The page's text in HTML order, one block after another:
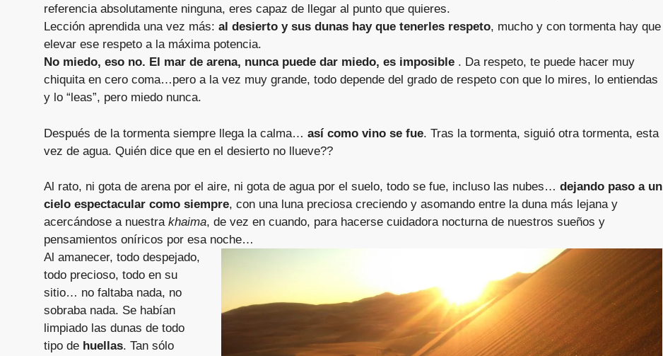
referencia absolutamente ninguna, eres capaz de llegar al punto que quieres.
Lección aprendida una vez más: al desierto y sus dunas hay que tenerles respeto, mucho y con tormenta hay que
elevar ese respeto a la máxima potencia.
No miedo, eso no. El mar de arena, nunca puede dar miedo, es imposible . Da respeto, te puede hacer muy
chiquita en cero coma…pero a la vez muy grande, todo depende del grado de respeto con que lo mires, lo entiendas
y lo “leas”, pero miedo nunca.
Después de la tormenta siempre llega la calma… así como vino se fue. Tras la tormenta, siguió otra tormenta, esta
vez de agua. Quién dice que en el desierto no llueve??
Al rato, ni gota de arena por el aire, ni gota de agua por el suelo, todo se fue, incluso las nubes… dejando paso a un
cielo espectacular como siempre, con una luna preciosa creciendo y asomando entre la duna más lejana y
acercándose a nuestra khaima, de vez en cuando, para hacerse cuidadora nocturna de nuestros sueños y
pensamientos oníricos por esa noche…
Al amanecer, todo despejado,
todo precioso, todo en su
sitio… no faltaba nada, no
sobraba nada. Se habían
limpiado las dunas de todo
tipo de huellas. Tan sólo